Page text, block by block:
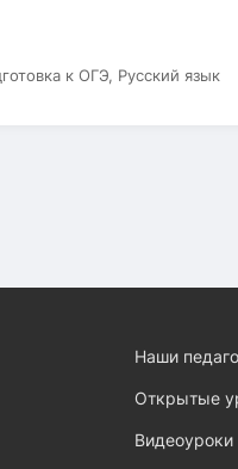
к ОГЭ, Русский язык
Наши
Открытые
Видеоуроки